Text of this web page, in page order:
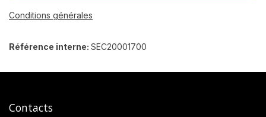
Conditions générales
Référence interne: SEC20001700
Contacts